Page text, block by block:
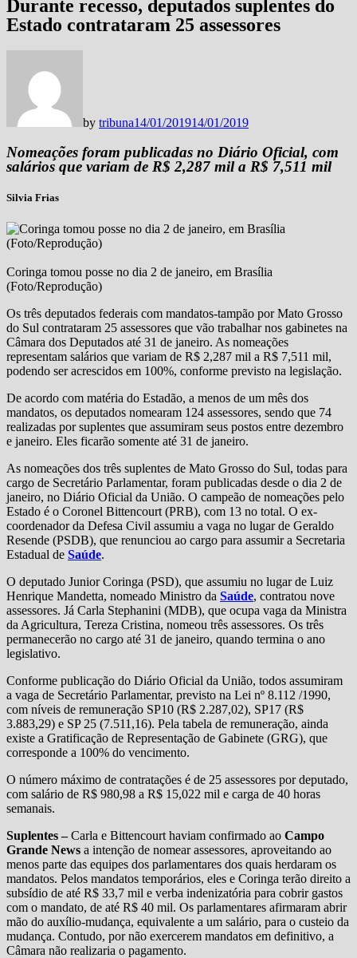
Durante recesso, deputados suplentes do
Estado contrataram 25 assessores
by tribuna14/01/201914/01/2019
Nomeações foram publicadas no Diário Oficial, com
salários que variam de R$ 2,287 mil a R$ 7,511 mil
Silvia Frias
Coringa tomou posse no dia 2 de janeiro, em Brasília
(Foto/Reprodução)
Os três deputados federais com mandatos-tampão por Mato Grosso
do Sul contrataram 25 assessores que vão trabalhar nos gabinetes na
Câmara dos Deputados até 31 de janeiro. As nomeações
representam salários que variam de R$ 2,287 mil a R$ 7,511 mil,
podendo ser acrescidos em 100%, conforme previsto na legislação.
De acordo com matéria do Estadão, a menos de um mês dos
mandatos, os deputados nomearam 124 assessores, sendo que 74
realizadas por suplentes que assumiram seus postos entre dezembro
e janeiro. Eles ficarão somente até 31 de janeiro.
As nomeações dos três suplentes de Mato Grosso do Sul, todas para
cargo de Secretário Parlamentar, foram publicadas desde o dia 2 de
janeiro, no Diário Oficial da União. O campeão de nomeações pelo
Estado é o Coronel Bittencourt (PRB), com 13 no total. O ex-
coordenador da Defesa Civil assumiu a vaga no lugar de Geraldo
Resende (PSDB), que renunciou ao cargo para assumir a Secretaria
Estadual de Saúde.
O deputado Junior Coringa (PSD), que assumiu no lugar de Luiz
Henrique Mandetta, nomeado Ministro da Saúde, contratou nove
assessores. Já Carla Stephanini (MDB), que ocupa vaga da Ministra
da Agricultura, Tereza Cristina, nomeou três assessores. Os três
permanecerão no cargo até 31 de janeiro, quando termina o ano
legislativo.
Conforme publicação do Diário Oficial da União, todos assumiram
a vaga de Secretário Parlamentar, previsto na Lei nº 8.112 /1990,
com níveis de remuneração SP10 (R$ 2.287,02), SP17 (R$
3.883,29) e SP 25 (7.511,16). Pela tabela de remuneração, ainda
existe a Gratificação de Representação de Gabinete (GRG), que
corresponde a 100% do vencimento.
O número máximo de contratações é de 25 assessores por deputado,
com salário de R$ 980,98 a R$ 15,022 mil e carga de 40 horas
semanais.
Suplentes –Carla e Bittencourt haviam confirmado ao Campo
Grande News a intenção de nomear assessores, aproveitando ao
menos parte das equipes dos parlamentares dos quais herdaram os
mandatos. Pelos mandatos temporários, eles e Coringa terão direito a
subsídio de até R$ 33,7 mil e verba indenizatória para cobrir gastos
com o mandato, de até R$ 40 mil. Os parlamentares afirmaram abrir
mão do auxílio-mudança, equivalente a um salário, para o custeio da
mudança. Contudo, por não exercerem mandatos em definitivo, a
Câmara não realizaria o pagamento.